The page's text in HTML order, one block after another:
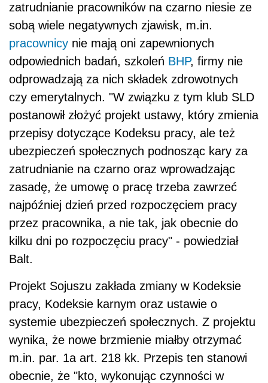
zatrudnianie pracowników na czarno niesie ze
sobą wiele negatywnych zjawisk, m.in.
pracownicy nie mają oni zapewnionych
odpowiednich badań, szkoleń BHP, firmy nie
odprowadzają za nich składek zdrowotnych
czy emerytalnych. "W związku z tym klub SLD
postanowił złożyć projekt ustawy, który zmienia
przepisy dotyczące Kodeksu pracy, ale też
ubezpieczeń społecznych podnosząc kary za
zatrudnianie na czarno oraz wprowadzając
zasadę, że umowę o pracę trzeba zawrzeć
najpóźniej dzień przed rozpoczęciem pracy
przez pracownika, a nie tak, jak obecnie do
kilku dni po rozpoczęciu pracy" - powiedział
Balt.
Projekt Sojuszu zakłada zmiany w Kodeksie
pracy, Kodeksie karnym oraz ustawie o
systemie ubezpieczeń społecznych. Z projektu
wynika, że nowe brzmienie miałby otrzymać
m.in. par. 1a art. 218 kk. Przepis ten stanowi
obecnie, że "kto, wykonując czynności w